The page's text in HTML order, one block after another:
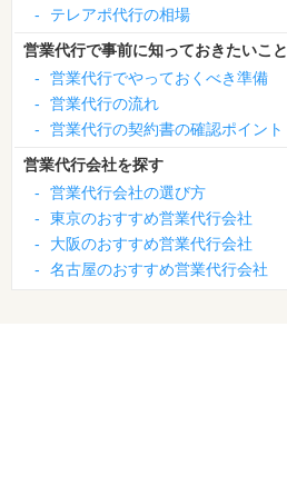
-
テレアポ代行の相場
営業代行で事前に知っておきたいこと
-
営業代行でやっておくべき準備
-
営業代行の流れ
-
営業代行の契約書の確認ポイント
営業代行会社を探す
-
営業代行会社の選び方
-
東京のおすすめ営業代行会社
-
大阪のおすすめ営業代行会社
-
名古屋のおすすめ営業代行会社